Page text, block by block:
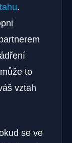
.
to
vztah
se ve